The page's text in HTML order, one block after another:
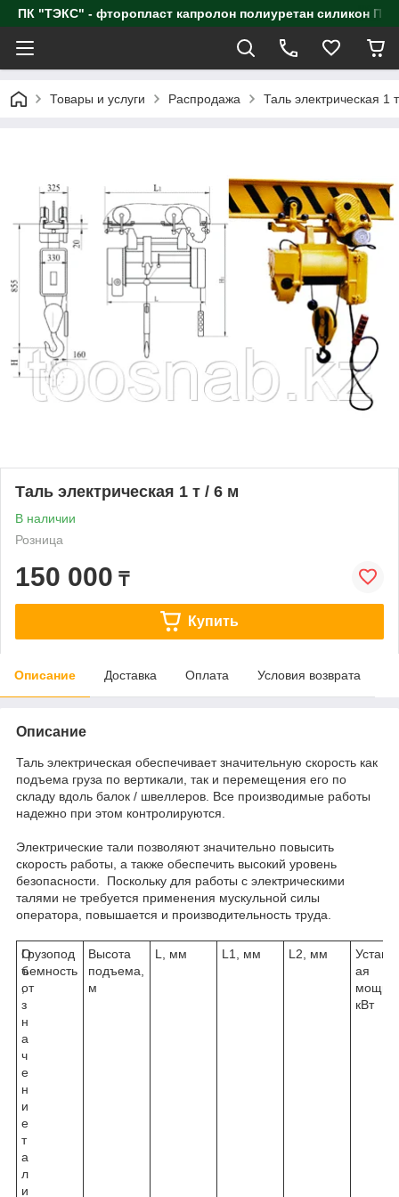
ПК "ТЭКС" - фторопласт капролон полиуретан
Товары и услуги Распродажа Таль электрическая 1
Таль электрическая 1 т / 6 м
В наличии
Розница
150 000 ₸
Купить
Описание Доставка Оплата Условия возврата
Описание
Таль электрическая обеспечивает значительную скорость как
подъема груза по вертикали, так и перемещения его по
складу вдоль балок / швеллеров. Все производимые работы
надежно при этом контролируются.
Электрические тали позволяют значительно повысить
скорость работы, а также обеспечить высокий уровень
безопасности. Поскольку для работы с электрическими
талями не требуется применения мускульной силы
оператора, повышается и производительность труда.
О
б
о
з
н
а
ч
е
н
и
е
т
а
л
и
Грузопод
ъемность
, т
Высота
подъема,
м
L, мм L1, мм L2, мм
ая
кВт